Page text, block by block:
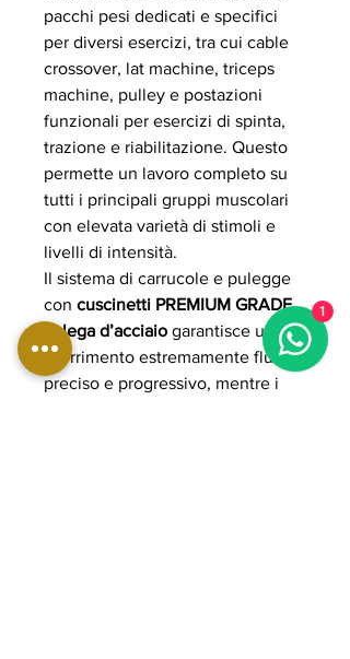
pacchi pesi dedicati e specifici
per diversi esercizi, tra cui cable
crossover, lat machine, triceps
machine, pulley e postazioni
funzionali per esercizi di spinta,
trazione e riabilitazione. Questo
permette un lavoro completo su
tutti i principali gruppi muscolari
con elevata varietà di stimoli e
livelli di intensità.
Il sistema di carrucole e pulegge
con cuscinetti PREMIUM GRADE
in lega d’acciaio garantisce uno
scorrimento estremamente fluido,
preciso e progressivo, mentre i
1